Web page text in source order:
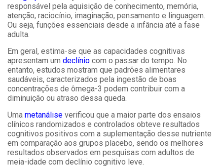
responsável pela aquisição de conhecimento, memória,
atenção, raciocínio, imaginação, pensamento e linguagem.
Ou seja, funções essenciais desde a infância até a fase
adulta.
Em geral, estima-se que as capacidades cognitivas
apresentam um declínio com o passar do tempo. No
entanto, estudos mostram que padrões alimentares
saudáveis, caracterizados pela ingestão de boas
concentrações de ômega-3 podem contribuir com a
diminuição ou atraso dessa queda.
Uma metanálise verificou que a maior parte dos ensaios
clínicos randomizados e controlados obteve resultados
cognitivos positivos com a suplementação desse nutriente
em comparação aos grupos placebo, sendo os melhores
resultados observados em pesquisas com adultos de
meia-idade com declínio cognitivo leve.